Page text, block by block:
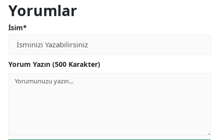
Yorumlar
İsim*
Yorum Yazın (500 Karakter)